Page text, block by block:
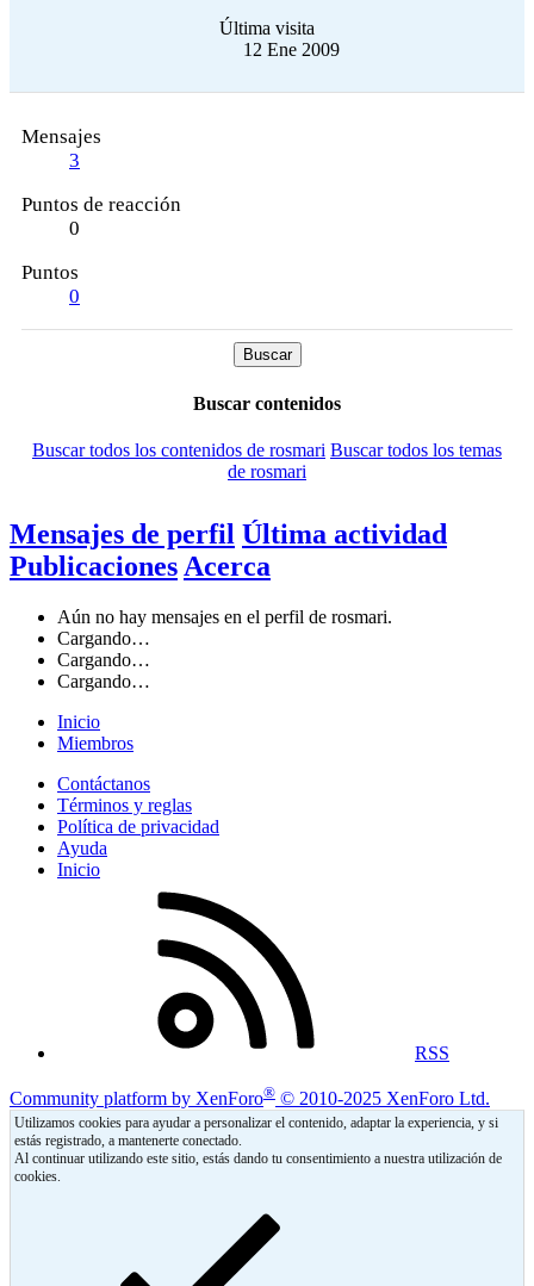
Última visita
12 Ene 2009
Mensajes
3
Puntos de reacción
0
Puntos
0
Buscar
Buscar contenidos
Buscar todos los contenidos de rosmari Buscar todos los temas
de rosmari
Mensajes de perfil Última actividad
Publicaciones Acerca
Aún no hay mensajes en el perfil de rosmari.
Cargando…
Cargando…
Cargando…
Inicio
Miembros
Contáctanos
Términos y reglas
Política de privacidad
Ayuda
Inicio
RSS
Community platform by XenForo® © 2010-2025 XenForo Ltd.
Utilizamos cookies para ayudar a personalizar el contenido, adaptar la experiencia, y si
estás registrado, a mantenerte conectado.
Al continuar utilizando este sitio, estás dando tu consentimiento a nuestra utilización de
cookies.